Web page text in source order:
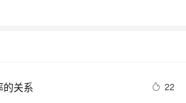
的关系 22